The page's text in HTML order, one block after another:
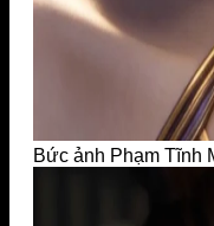
Bức ảnh Phạm Tĩnh